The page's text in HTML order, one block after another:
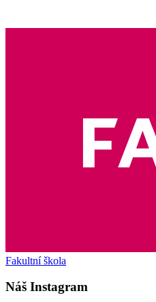
Fakultní škola
Náš Instagram